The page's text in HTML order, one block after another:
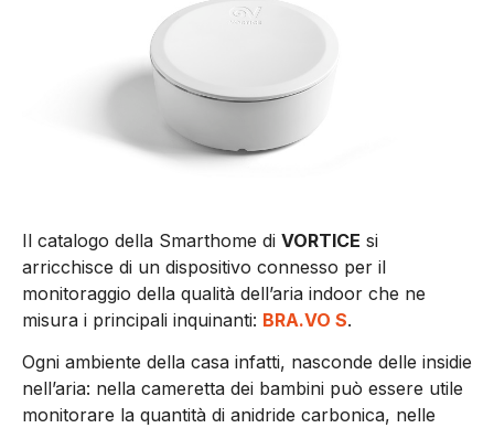
Il catalogo della Smarthome di VORTICE si
arricchisce di un dispositivo connesso per il
monitoraggio della qualità dell’aria indoor che ne
misura i principali inquinanti: BRA.VO S.
Ogni ambiente della casa infatti, nasconde delle insidie
nell’aria: nella cameretta dei bambini può essere utile
monitorare la quantità di anidride carbonica, nelle